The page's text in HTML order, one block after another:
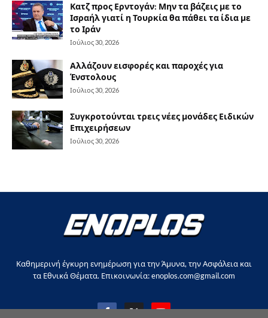
Κατζ προς Ερντογάν: Μην τα βάζεις με το
Ισραήλ γιατί η Τουρκία θα πάθει τα ίδια με
το Ιράν
Ιούλιος 30, 2026
Αλλάζουν εισφορές και παροχές για
Ένστολους
Ιούλιος 30, 2026
Συγκροτούνται τρεις νέες μονάδες Ειδικών
Επιχειρήσεων
Ιούλιος 30, 2026
Καθημερινή έγκυρη ενημέρωση για την Άμυνα, την Ασφάλεια και
τα Εθνικά Θέματα. Επικοινωνία: enoplos.com@gmail.com